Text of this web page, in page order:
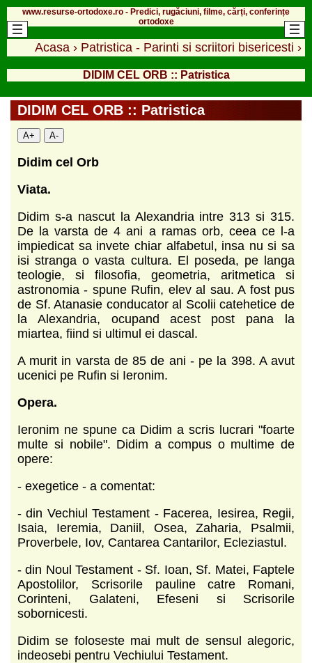
www.resurse-ortodoxe.ro - Predici, rugăciuni, filme, cărți, conferințe
ortodoxe
Acasa › Patristica - Parinti si scriitori bisericesti ›
DIDIM CEL ORB :: Patristica
DIDIM CEL ORB :: Patristica
A+ A-
Didim cel Orb
Viata.
Didim s-a nascut la Alexandria intre 313 si 315.
De la varsta de 4 ani a ramas orb, ceea ce l-a
impiedicat sa invete chiar alfabetul, insa nu si sa
isi stranga o vasta cultura. El poseda, pe langa
teologie, si filosofia, geometria, aritmetica si
astronomia - spune Rufin, elev al sau. A fost pus
de Sf. Atanasie conducator al Scolii catehetice de
la Alexandria, ocupand acest post pana la
miartea, fiind si ultimul ei dascal.
A murit in varsta de 85 de ani - pe la 398. A avut
ucenici pe Rufin si Ieronim.
Opera.
Ieronim ne spune ca Didim a scris lucrari "foarte
multe si nobile". Didim a compus o multime de
opere:
- exegetice - a comentat:
- din Vechiul Testament - Facerea, Iesirea, Regii,
Isaia, Ieremia, Daniil, Osea, Zaharia, Psalmii,
Proverbele, Iov, Cantarea Cantarilor, Ecleziastul.
- din Noul Testament - Sf. Ioan, Sf. Matei, Faptele
Apostolilor, Scrisorile pauline catre Romani,
Corinteni, Galateni, Efeseni si Scrisorile
sobornicesti.
Didim se foloseste mai mult de sensul alegoric,
indeosebi pentru Vechiului Testament.